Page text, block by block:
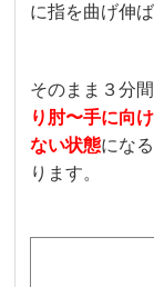
に指を曲げ伸
そのまま３分
り肘〜手に向
ない状態にな
ります。